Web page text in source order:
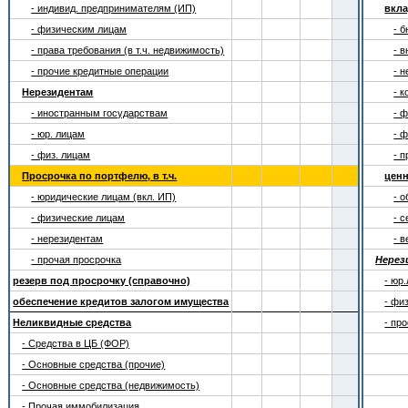
- индивид. предпринимателям (ИП)
- физическим лицам
- права требования (в т.ч. недвижимость)
- прочие кредитные операции
Нерезидентам
- иностранным государствам
- юр. лицам
- физ. лицам
Просрочка по портфелю, в т.ч.
- юридические лицам (вкл. ИП)
- физические лицам
- нерезидентам
- прочая просрочка
резерв под просрочку (справочно)
обеспечение кредитов залогом имущества
Неликвидные средства
- Средства в ЦБ (ФОР)
- Основные средства (прочие)
- Основные средства (недвижимость)
-
-
-
-
-
-
-
-
-
-
-
-
-